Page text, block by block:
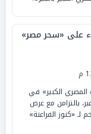
على «سحر مصر»
الكبير» في
السبت الموافق 1 نوفمبر، بالتزامن مع عرض
«كنوز الفراعنة»